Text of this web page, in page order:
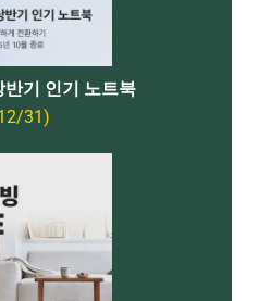
반기 인기 노트북
31)